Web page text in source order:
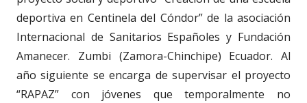
deportiva en Centinela del Cóndor” de la asociación
Internacional de Sanitarios Españoles y Fundación
Amanecer. Zumbi (Zamora-Chinchipe) Ecuador. Al
año siguiente se encarga de supervisar el proyecto
“RAPAZ” con jóvenes que temporalmente no